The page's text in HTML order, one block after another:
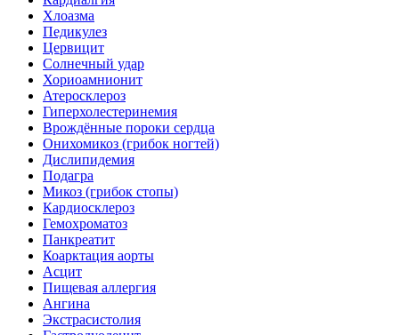
Хлоазма
Педикулез
Цервицит
Солнечный удар
Хориоамнионит
Атеросклероз
Гиперхолестеринемия
Врождённые пороки сердца
Онихомикоз (грибок ногтей)
Дислипидемия
Подагра
Микоз (грибок стопы)
Кардиосклероз
Гемохроматоз
Панкреатит
Коарктация аорты
Асцит
Пищевая аллергия
Ангина
Экстрасистолия